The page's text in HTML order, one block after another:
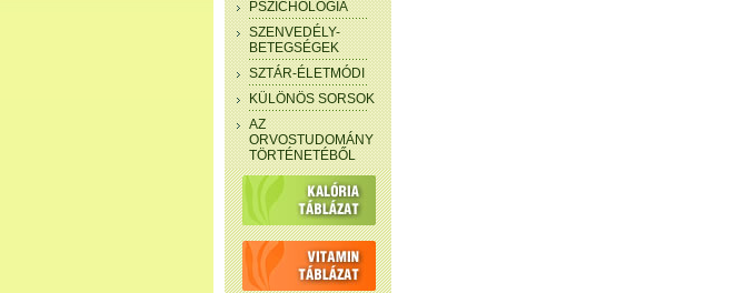
PSZICHOLÓGIA
SZENVEDÉLY-
BETEGSÉGEK
SZTÁR-ÉLETMÓDI
KÜLÖNÖS SORSOK
AZ
ORVOSTUDOMÁNY
TÖRTÉNETÉBŐL